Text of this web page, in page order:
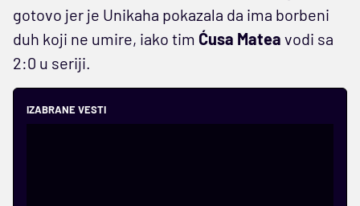
gotovo jer je Unikaha pokazala da ima borbeni
duh koji ne umire, iako tim Ćusa Matea vodi sa
2:0 u seriji.
IZABRANE VESTI